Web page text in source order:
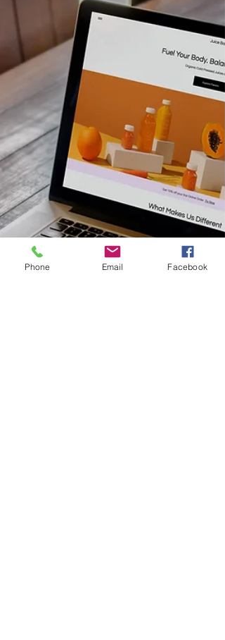
mercado en varios países del
mundo.
El pádel es un deporte que se juega con una
paleta y que se originó en México, donde es
popular. Siempre se juega en parejas y para...
Phone Email Facebook